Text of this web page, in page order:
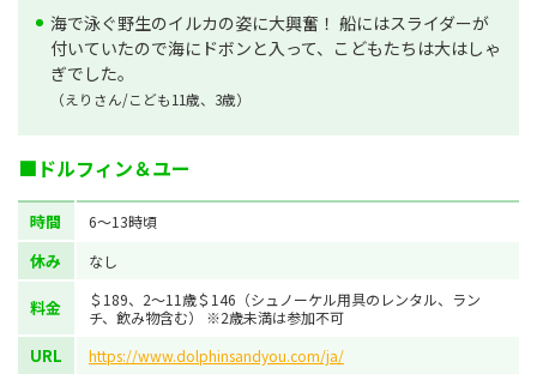
海で泳ぐ野生のイルカの姿に大興奮！ 船にはスライダーが
付いていたので海にドボンと入って、こどもたちは大はしゃ
ぎでした。
（えりさん/こども11歳、3歳）
■ドルフィン＆ユー
時間 6～13時頃
休み なし
料金
＄189、2～11歳＄146（シュノーケル用具のレンタル、ラン
チ、飲み物含む） ※2歳未満は参加不可
URL https://www.dolphinsandyou.com/ja/